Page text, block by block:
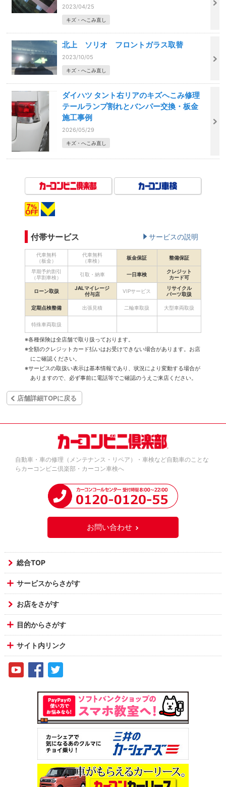
2023/04/25
キズ・へこみ直し
北上 ソリオ フロントガラス取替
2023/10/05
キズ・へこみ直し
ダイハツ タント右リアのキズへこみ修理
テールランプ割れとバンパー交換・板金
施工事例
2026/05/29
キズ・へこみ直し
付帯サービス サービスの説明
代車無料
（板金）
代車無料
（車検）
板金保証 整備保証
早期予約割引
（早割車検）
引取・納車 一日車検
クレジット
カード可
ローン取扱
JALマイレージ
付与店
VIPサービス
リサイクル
パーツ取扱
定期点検整備 出張見積 二輪車取扱 大型車両取扱
特殊車両取扱
※各種保険は全店舗で取り扱っております。
※全額のクレジットカード払いはお受けできない場合があります。お店
にご確認ください。
※サービスの取扱い表示は基本情報であり、状況により変動する場合が
ありますので、必ず事前に電話等でご確認のうえご来店ください。
店舗詳細TOPに戻る
自動車・車の修理（メンテナンス・リペア）・車検など自動車のことな
らカーコンビニ倶楽部・カーコン車検へ
お問い合わせ
総合TOP
サービスからさがす
お店をさがす
目的からさがす
サイト内リンク